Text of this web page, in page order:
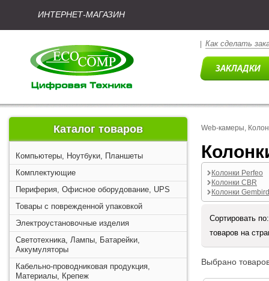
ИНТЕРНЕТ-МАГАЗИН
Как сделать
Каталог товаров
Компьютеры, Ноутбуки, Планшеты
Комплектующие
Периферия, Офисное оборудование, UPS
Товары с поврежденной упаковкой
Электроустановочные изделия
Светотехника, Лампы, Батарейки,
Аккумуляторы
Кабельно-проводниковая продукция,
Материалы, Крепеж
Web-камеры,
Колонки Perfeo
Колонки CBR
Колонки Gembird
Сортировать
товаров на
Выбрано